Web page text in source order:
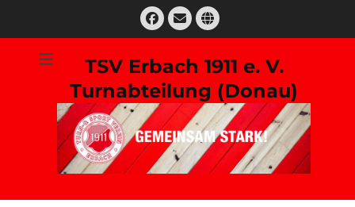
Facebook
E-
Mail
Website
TSV Erbach 1911 e. V.
Turnabteilung (Donau)